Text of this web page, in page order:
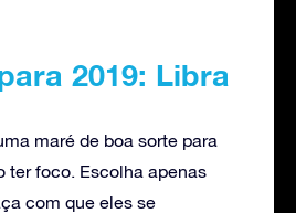
2019: Libra
maré de boa sorte para
ter foco. Escolha apenas
com que eles se